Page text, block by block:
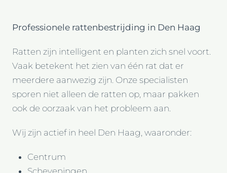
Professionele rattenbestrijding in Den Haag
Ratten zijn intelligent en planten zich snel voort.
Vaak betekent het zien van één rat dat er
meerdere aanwezig zijn. Onze specialisten
sporen niet alleen de ratten op, maar pakken
ook de oorzaak van het probleem aan.
Wij zijn actief in heel Den Haag, waaronder:
Centrum
Scheveningen